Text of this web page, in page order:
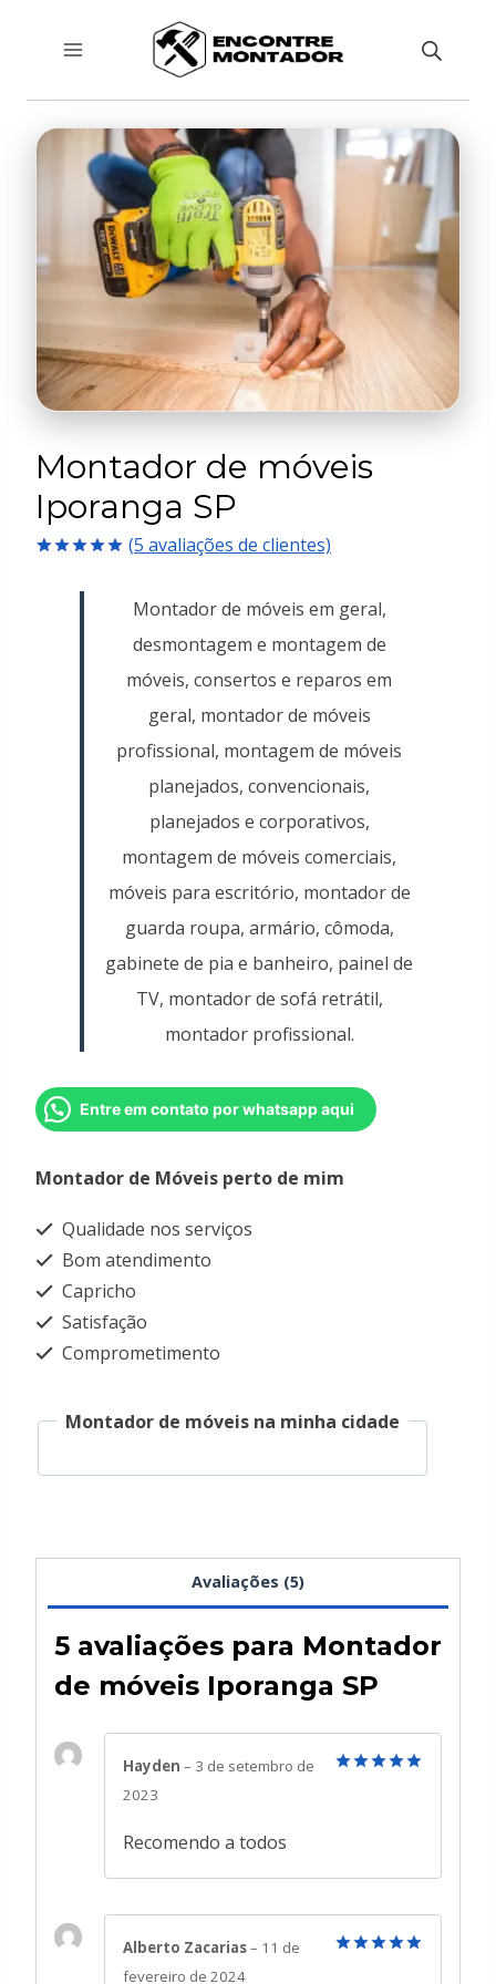
Conteúdo
Montador de móveis
Iporanga SP
como5.00
(5 avaliações de clientes)
Montador de móveis em geral,
desmontagem e montagem de
móveis, consertos e reparos em
geral, montador de móveis
profissional, montagem de móveis
planejados, convencionais,
planejados e corporativos,
montagem de móveis comerciais,
móveis para escritório, montador de
guarda roupa, armário, cômoda,
gabinete de pia e banheiro, painel de
TV, montador de sofá retrátil,
montador profissional.
Entre em contato por whatsapp aqui
Montador de Móveis perto de mim
Qualidade nos serviços
Bom atendimento
Capricho
Satisfação
Comprometimento
Montador de móveis na minha cidade
Avaliações (5)
5 avaliações para Montador
de móveis Iporanga SP
Hayden – 3 de setembro de
2023
Recomendo a todos
Alberto Zacarias– 11 de
fevereiro de 2024